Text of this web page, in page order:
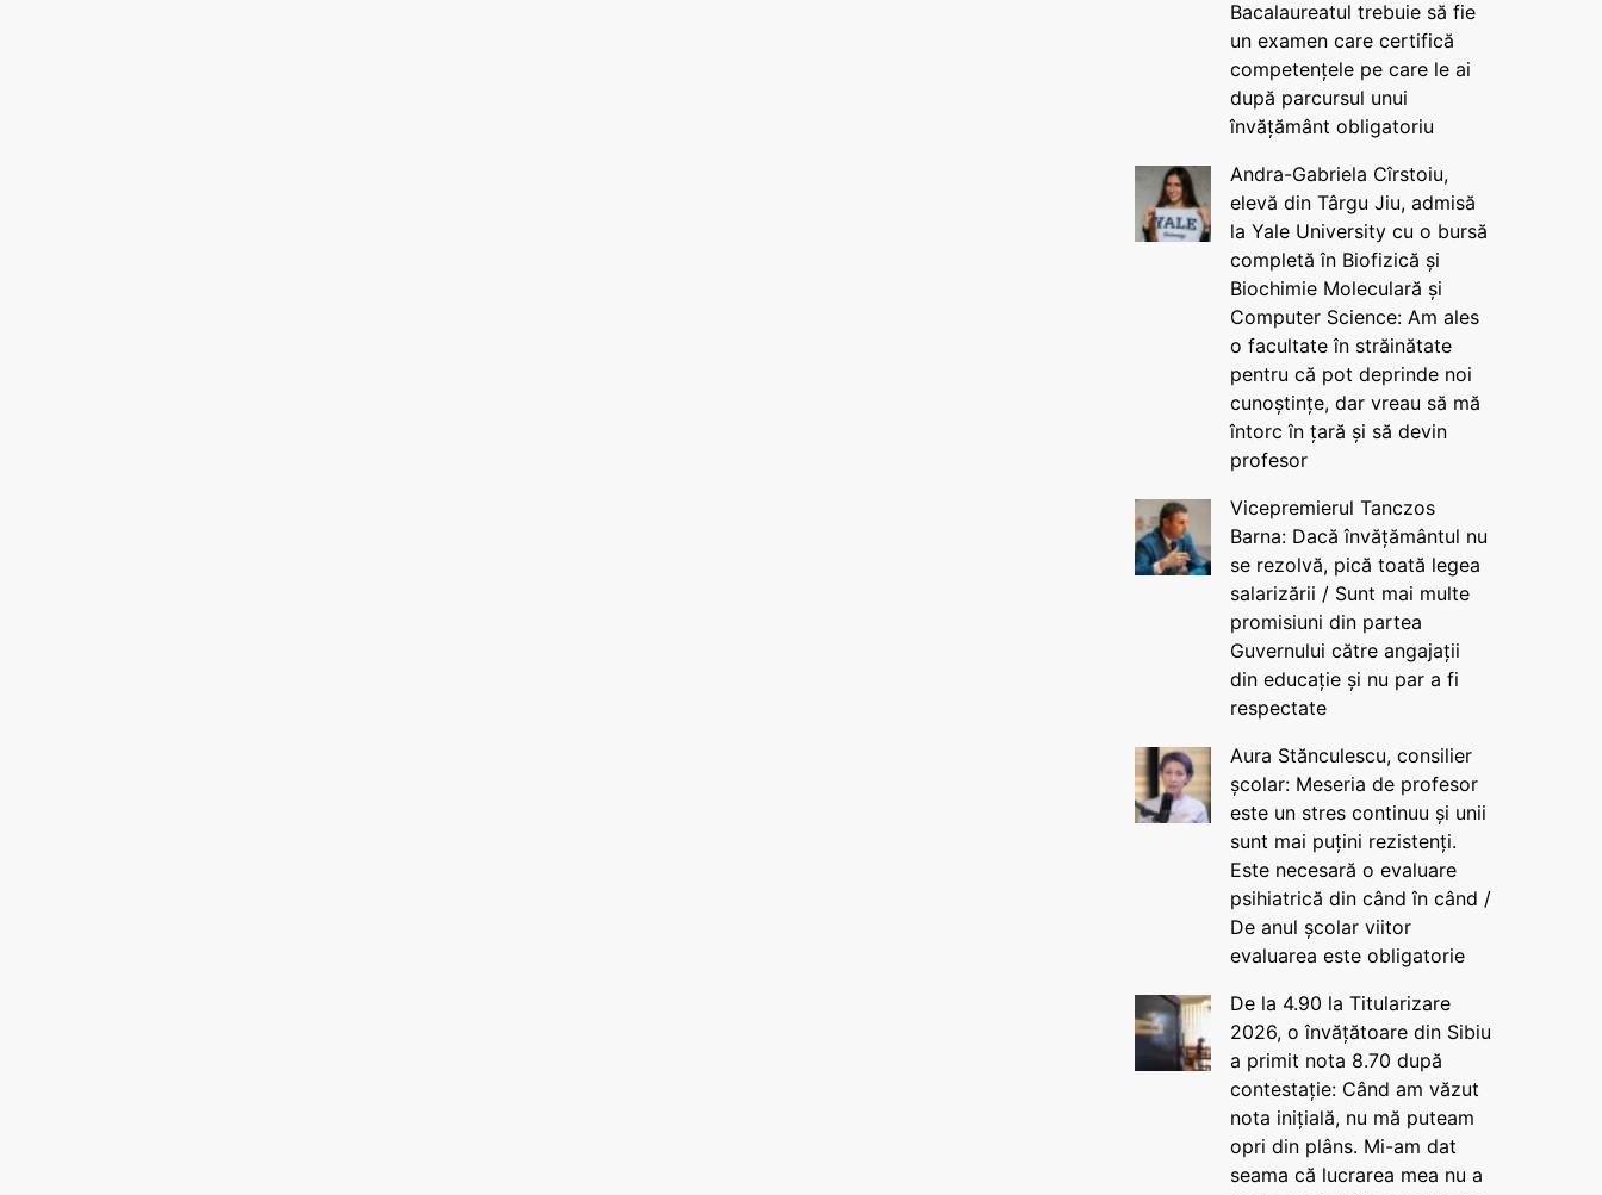
Bacalaureatul trebuie să fie
un examen care certifică
competențele pe care le ai
după parcursul unui
învățământ obligatoriu
Andra-Gabriela Cîrstoiu,
elevă din Târgu Jiu, admisă
la Yale University cu o bursă
completă în Biofizică și
Biochimie Moleculară și
Computer Science: Am ales
o facultate în străinătate
pentru că pot deprinde noi
cunoștințe, dar vreau să mă
întorc în țară și să devin
profesor
Vicepremierul Tanczos
Barna: Dacă învățământul nu
se rezolvă, pică toată legea
salarizării / Sunt mai multe
promisiuni din partea
Guvernului către angajații
din educație și nu par a fi
respectate
Aura Stănculescu, consilier
școlar: Meseria de profesor
este un stres continuu și unii
sunt mai puțini rezistenți.
Este necesară o evaluare
psihiatrică din când în când /
De anul școlar viitor
evaluarea este obligatorie
De la 4.90 la Titularizare
2026, o învățătoare din Sibiu
a primit nota 8.70 după
contestație: Când am văzut
nota inițială, nu mă puteam
opri din plâns. Mi-am dat
seama că lucrarea mea nu a